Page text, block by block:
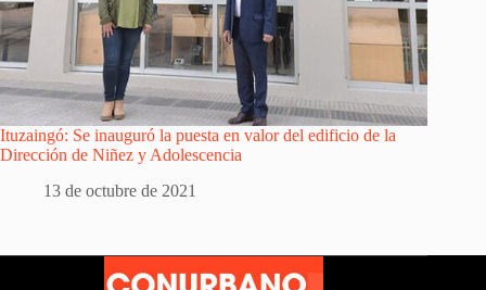
Ituzaingó: Se inauguró la puesta en valor del edificio de la
Dirección de Niñez y Adolescencia
13 de octubre de 2021